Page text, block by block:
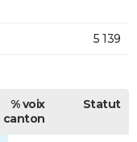
5 139
% voix
canton
Statut